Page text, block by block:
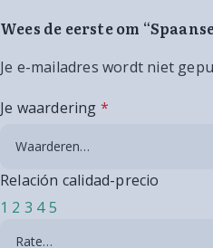
Wees de eerste om
Je e-mailadres wordt niet
Je waardering *
Relación calidad-precio
1 2 3 4 5